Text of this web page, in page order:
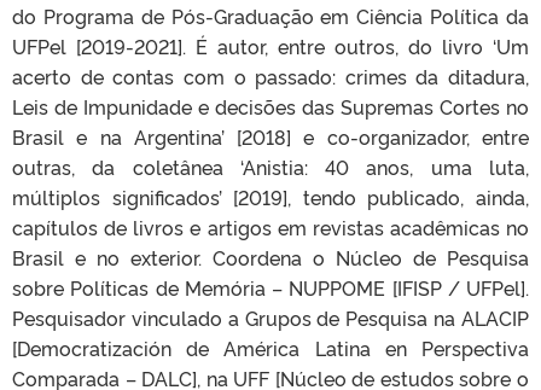
do Programa de Pós-Graduação em Ciência Política da
UFPel [2019-2021]. É autor, entre outros, do livro ‘Um
acerto de contas com o passado: crimes da ditadura,
Leis de Impunidade e decisões das Supremas Cortes no
Brasil e na Argentina’ [2018] e co-organizador, entre
outras, da coletânea ‘Anistia: 40 anos, uma luta,
múltiplos significados’ [2019], tendo publicado, ainda,
capítulos de livros e artigos em revistas acadêmicas no
Brasil e no exterior. Coordena o Núcleo de Pesquisa
sobre Políticas de Memória – NUPPOME [IFISP / UFPel].
Pesquisador vinculado a Grupos de Pesquisa na ALACIP
[Democratización de América Latina en Perspectiva
Comparada – DALC], na UFF [Núcleo de estudos sobre o